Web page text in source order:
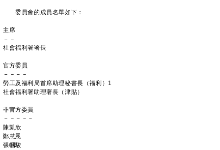
委員會的成員名單如下：
主席
－－
社會福利署署長
官方委員
－－－－
勞工及福利局首席助理秘書長（福利）1
社會福利署助理署長（津貼）
非官方委員
－－－－－
陳凱欣
鄭慧恩
張幗駿